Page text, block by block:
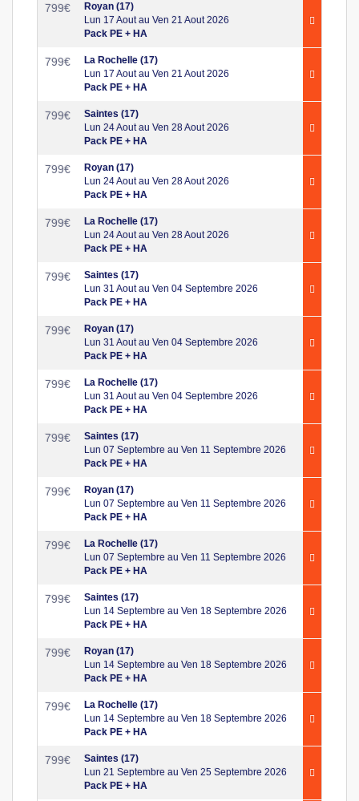
799€
Royan (17)
Lun 17 Aout au Ven 21 Aout 2026
Pack PE + HA
799€
La Rochelle (17)
Lun 17 Aout au Ven 21 Aout 2026
Pack PE + HA
799€
Saintes (17)
Lun 24 Aout au Ven 28 Aout 2026
Pack PE + HA
799€
Royan (17)
Lun 24 Aout au Ven 28 Aout 2026
Pack PE + HA
799€
La Rochelle (17)
Lun 24 Aout au Ven 28 Aout 2026
Pack PE + HA
799€
Saintes (17)
Lun 31 Aout au Ven 04 Septembre 2026
Pack PE + HA
799€
Royan (17)
Lun 31 Aout au Ven 04 Septembre 2026
Pack PE + HA
799€
La Rochelle (17)
Lun 31 Aout au Ven 04 Septembre 2026
Pack PE + HA
799€
Saintes (17)
Lun 07 Septembre au Ven 11 Septembre 2026
Pack PE + HA
799€
Royan (17)
Lun 07 Septembre au Ven 11 Septembre 2026
Pack PE + HA
799€
La Rochelle (17)
Lun 07 Septembre au Ven 11 Septembre 2026
Pack PE + HA
799€
Saintes (17)
Lun 14 Septembre au Ven 18 Septembre 2026
Pack PE + HA
799€
Royan (17)
Lun 14 Septembre au Ven 18 Septembre 2026
Pack PE + HA
799€
La Rochelle (17)
Lun 14 Septembre au Ven 18 Septembre 2026
Pack PE + HA
799€
Saintes (17)
Lun 21 Septembre au Ven 25 Septembre 2026
Pack PE + HA